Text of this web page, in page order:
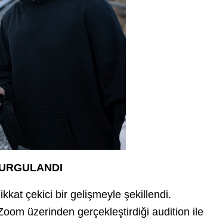
çekici bir gelişmeyle şekillendi.
üzerinden gerçekleştirdiği audition ile